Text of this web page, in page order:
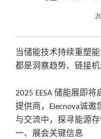
当储能技术持续重塑
都是洞察趋势、链接机
2025 EESA储能展即将
提供商，
Elecnova诚邀
与交流中，探寻能源
一、展会关键信息